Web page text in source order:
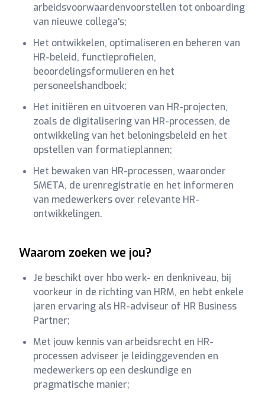
arbeidsvoorwaardenvoorstellen tot onboarding
van nieuwe collega's;
Het ontwikkelen, optimaliseren en beheren van
HR-beleid, functieprofielen,
beoordelingsformulieren en het
personeelshandboek;
Het initiëren en uitvoeren van HR-projecten,
zoals de digitalisering van HR-processen, de
ontwikkeling van het beloningsbeleid en het
opstellen van formatieplannen;
Het bewaken van HR-processen, waaronder
SMETA, de urenregistratie en het informeren
van medewerkers over relevante HR-
ontwikkelingen.
Waarom zoeken we jou?
Je beschikt over hbo werk- en denkniveau, bij
voorkeur in de richting van HRM, en hebt enkele
jaren ervaring als HR-adviseur of HR Business
Partner;
Met jouw kennis van arbeidsrecht en HR-
processen adviseer je leidinggevenden en
medewerkers op een deskundige en
pragmatische manier;